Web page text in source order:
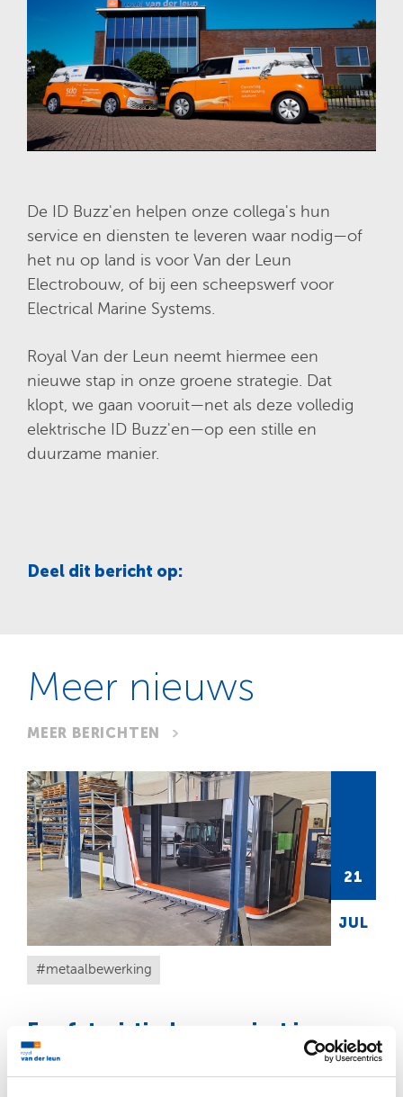
De ID Buzz'en helpen onze collega's hun
service en diensten te leveren waar nodig—of
het nu op land is voor Van der Leun
Electrobouw, of bij een scheepswerf voor
Electrical Marine Systems.
Royal Van der Leun neemt hiermee een
nieuwe stap in onze groene strategie. Dat
klopt, we gaan vooruit—net als deze volledig
elektrische ID Buzz'en—op een stille en
duurzame manier.
Deel dit bericht op:
Meer nieuws
MEER BERICHTEN
21
JUL
metaalbewerking
Een futuristische aanwinst in onze
metaalwerkplaats!